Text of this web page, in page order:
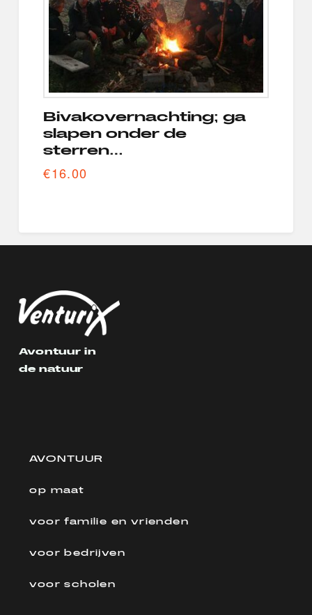
Bivakovernachting; ga
slapen onder de
sterren…
€16.00
Avontuur in
de natuur
AVONTUUR
op maat
voor familie en vrienden
voor bedrijven
voor scholen